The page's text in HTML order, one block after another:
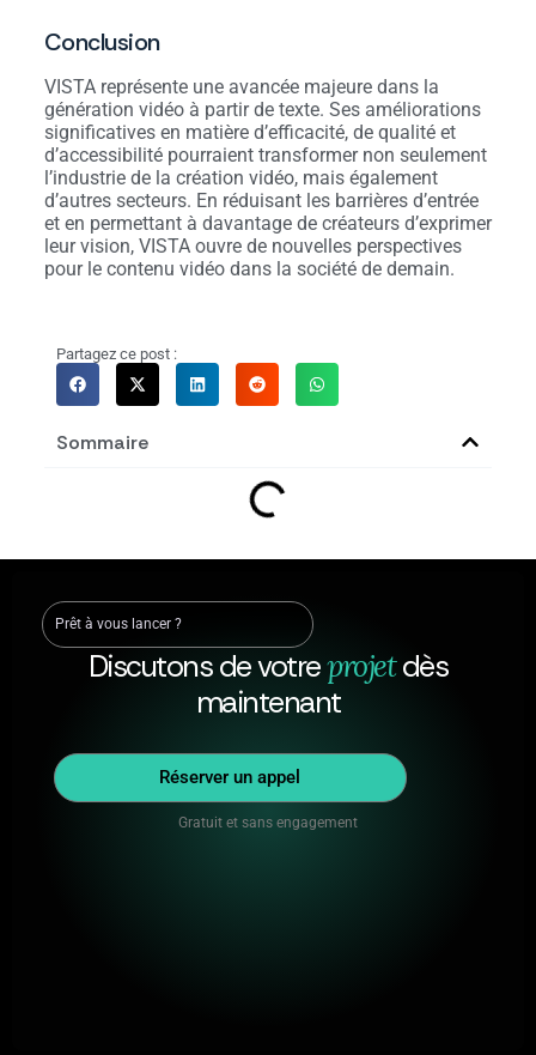
Conclusion
VISTA représente une avancée majeure dans la
génération vidéo à partir de texte. Ses améliorations
significatives en matière d’efficacité, de qualité et
d’accessibilité pourraient transformer non seulement
l’industrie de la création vidéo, mais également
d’autres secteurs. En réduisant les barrières d’entrée
et en permettant à davantage de créateurs d’exprimer
leur vision, VISTA ouvre de nouvelles perspectives
pour le contenu vidéo dans la société de demain.
Partagez ce post :
Sommaire
Prêt à vous lancer ?
Discutons de votreprojet dès
maintenant
Gratuit et sans engagement
Réserver un appel